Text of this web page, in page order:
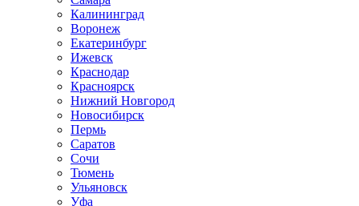
Калининград
Воронеж
Екатеринбург
Ижевск
Краснодар
Красноярск
Нижний Новгород
Новосибирск
Пермь
Саратов
Сочи
Тюмень
Ульяновск
Уфа